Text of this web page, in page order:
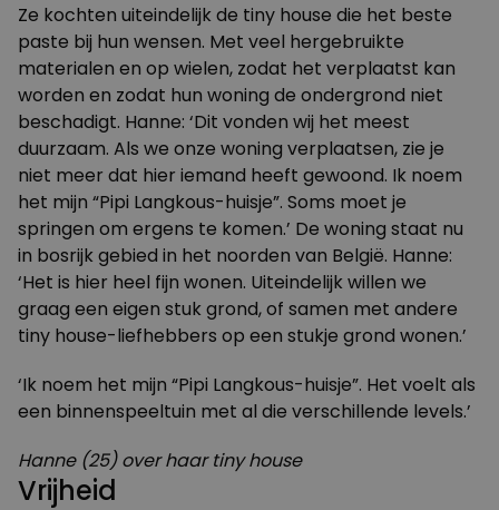
Ze kochten uiteindelijk de tiny house die het beste
paste bij hun wensen. Met veel hergebruikte
materialen en op wielen, zodat het verplaatst kan
worden en zodat hun woning de ondergrond niet
beschadigt. Hanne: ‘Dit vonden wij het meest
duurzaam. Als we onze woning verplaatsen, zie je
niet meer dat hier iemand heeft gewoond. Ik noem
het mijn “Pipi Langkous-huisje”. Soms moet je
springen om ergens te komen.’ De woning staat nu
in bosrijk gebied in het noorden van België. Hanne:
‘Het is hier heel fijn wonen. Uiteindelijk willen we
graag een eigen stuk grond, of samen met andere
tiny house-liefhebbers op een stukje grond wonen.’
‘Ik noem het mijn “Pipi Langkous-huisje”. Het voelt als
een binnenspeeltuin met al die verschillende levels.’
Hanne (25) over haar tiny house
Vrijheid